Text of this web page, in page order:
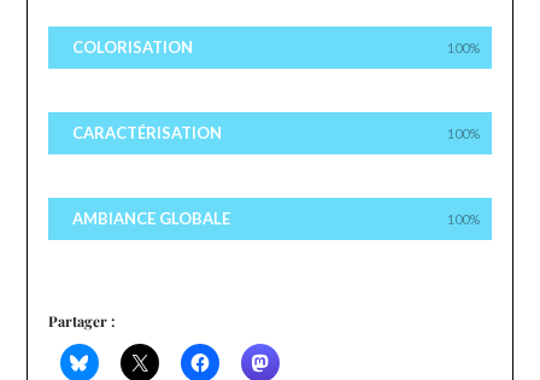
COLORISATION 100%
CARACTÉRISATION 100%
AMBIANCE GLOBALE 100%
Partager :